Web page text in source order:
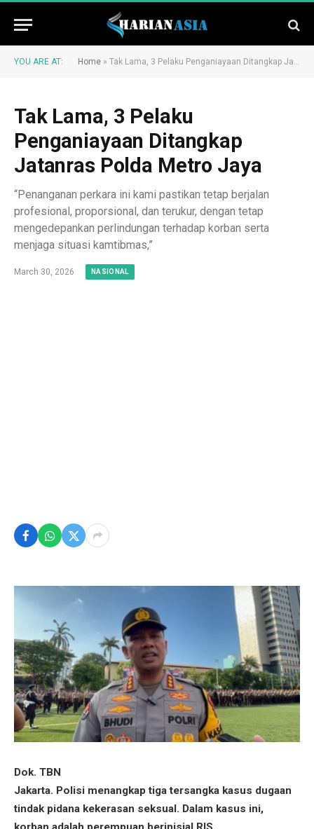
YOU ARE AT: Home » Tak Lama, 3 Pelaku Penganiayaan Ditangkap Jatanras Polda Metro Jaya
Tak Lama, 3 Pelaku
Penganiayaan Ditangkap
Jatanras Polda Metro Jaya
“Penanganan perkara ini kami pastikan tetap berjalan
profesional, proporsional, dan terukur, dengan tetap
mengedepankan perlindungan terhadap korban serta
menjaga situasi kamtibmas,”
March 30, 2026 NASIONAL
Dok. TBN
Jakarta. Polisi menangkap tiga tersangka kasus dugaan
tindak pidana kekerasan seksual. Dalam kasus ini,